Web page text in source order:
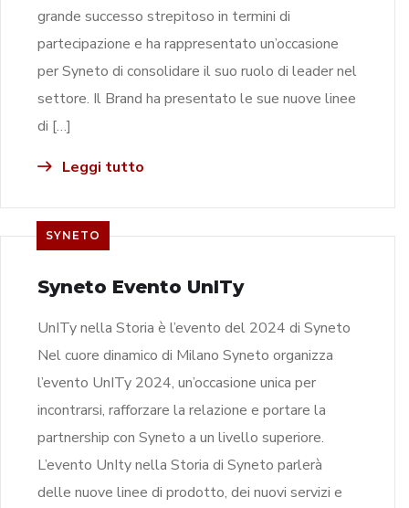
grande successo strepitoso in termini di
partecipazione e ha rappresentato un’occasione
per Syneto di consolidare il suo ruolo di leader nel
settore. Il Brand ha presentato le sue nuove linee
di […]
Leggi tutto
SYNETO
Syneto Evento UnITy
UnITy nella Storia è l’evento del 2024 di Syneto
Nel cuore dinamico di Milano Syneto organizza
l’evento UnITy 2024, un’occasione unica per
incontrarsi, rafforzare la relazione e portare la
partnership con Syneto a un livello superiore.
L’evento UnIty nella Storia di Syneto parlerà
delle nuove linee di prodotto, dei nuovi servizi e